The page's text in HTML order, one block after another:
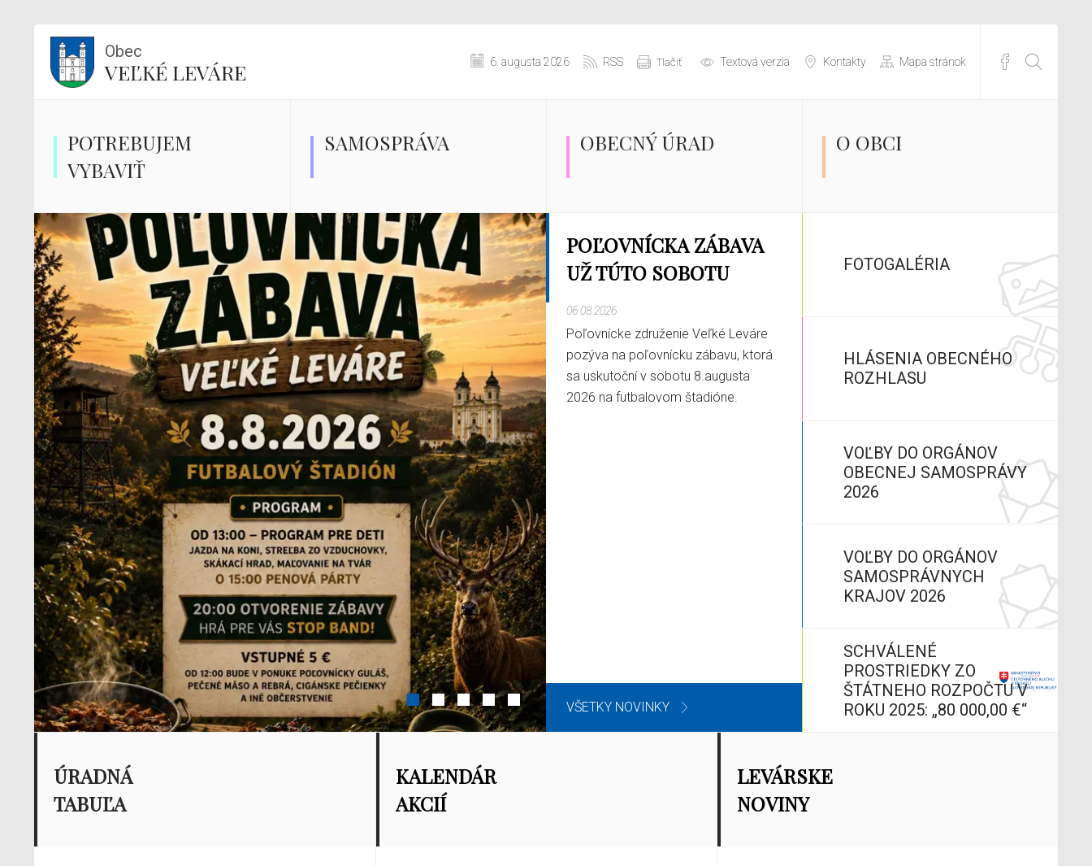
Obec
VEĽKÉ LEVÁRE 6. augusta 2026 RSS Tlačiť Textová verzia Kontakty Mapa stránok
POTREBUJEM
VYBAVIŤ
SAMOSPRÁVA OBECNÝ ÚRAD O OBCI
REKONŠTRUUJEME
TOALETY NA
ZDRAVOTNOM
STREDISKU
31.07.2026
V júli sme začali rekonštruovať
VŠETKY NOVINKY
FOTOGALÉRIA
HLÁSENIA OBECNÉHO
ROZHLASU
VOĽBY DO ORGÁNOV
OBECNEJ SAMOSPRÁVY
2026
VOĽBY DO ORGÁNOV
SAMOSPRÁVNYCH
KRAJOV 2026
SCHVÁLENÉ
PROSTRIEDKY ZO
ŠTÁTNEHO ROZPOČTU V
ROKU 2025: „80 000,00 €“
ÚRADNÁ
TABUĽA
KALENDÁR
AKCIÍ
LEVÁRSKE
NOVINY